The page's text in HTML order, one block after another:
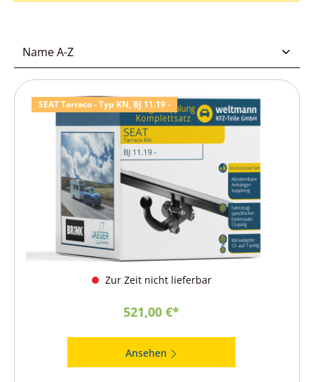
SEAT Tarraco - Typ KN, BJ 11.19 -
Zur Zeit nicht lieferbar
521,00 €*
Ansehen